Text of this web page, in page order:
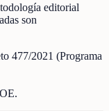
editorial
son
477/2021 (Programa